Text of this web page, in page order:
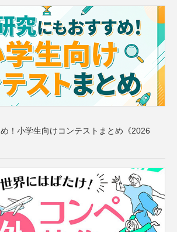
！小学生向けコンテストまとめ《2026